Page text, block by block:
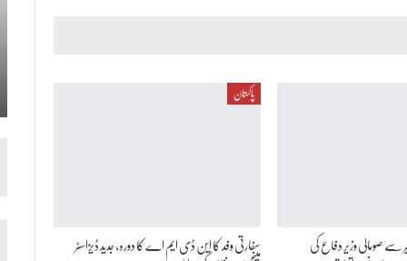
سے صومالی وزیر دفاع کی
پاکستان
سفارتی وفد کا این ڈی ایم اے کا دورہ، جدید ڈیزاسٹر